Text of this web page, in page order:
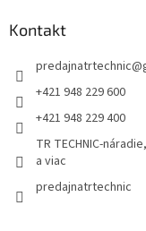
Kontakt
predajnatrtechnic@
+421 948 229 600
+421 948 229 400
TR TECHNIC-
a viac
predajnatrtechnic